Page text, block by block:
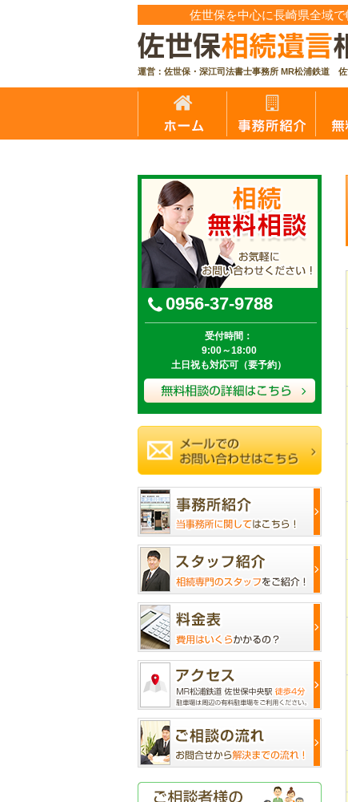
佐世保を中心に長崎県全域
運営：佐世保・深江司法書士事務所 MR松浦鉄道
【公式】佐世保相続遺言相談センター｜無料相談
0956-37-9788
受付時間：
9:00～18:00
土日祝も対応可（要予約）